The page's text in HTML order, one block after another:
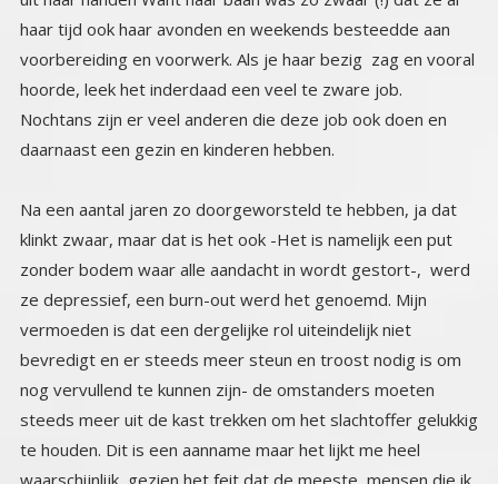
daarnaast een gezin en kinderen hebben.
Na een aantal jaren zo doorgeworsteld te hebben, ja dat
klinkt zwaar, maar dat is het ook -Het is namelijk een put
zonder bodem waar alle aandacht in wordt gestort-, werd
ze depressief, een burn-out werd het genoemd. Mijn
vermoeden is dat een dergelijke rol uiteindelijk niet
bevredigt en er steeds meer steun en troost nodig is om
nog vervullend te kunnen zijn- de omstanders moeten
steeds meer uit de kast trekken om het slachtoffer gelukkig
te houden. Dit is een aanname maar het lijkt me heel
waarschijnlijk, gezien het feit dat de meeste mensen die ik
ken met dit gedrag, last hebben van depressies en vaak
vaste bezoekers zijn van psychologen en psychiaters. In
de psychiatrie behoren ze vaak tot de vaste categorie
‘draaideur-patiënten’ horen. Haar vriend en levenspartner,
kon het na een aantal maanden waarin het alleen maar
erger werd, niet langer hanteren, hij wist niet meer wat te
doen en belde in wanhoop haar vader. Die kwam
onmiddellijk, (dat hoorde bij het patroon) en zat toen een
hele dag bij haar, troostend, ondersteunend, meegaand in
haar ellende. Aan het eind van de dag was hij doodop en
leeg en zag hij in dat hij nog dagen daar zou kunnen zitten
zonder dat het iets zou veranderen. Hij kreeg een idee, als
hij haar eens meenam naar zijn buitenlandse huis. Een
andere omgeving, andere mensen, dat zou haar vast goed
doen. De andere optie was ook al gevallen, opname in de